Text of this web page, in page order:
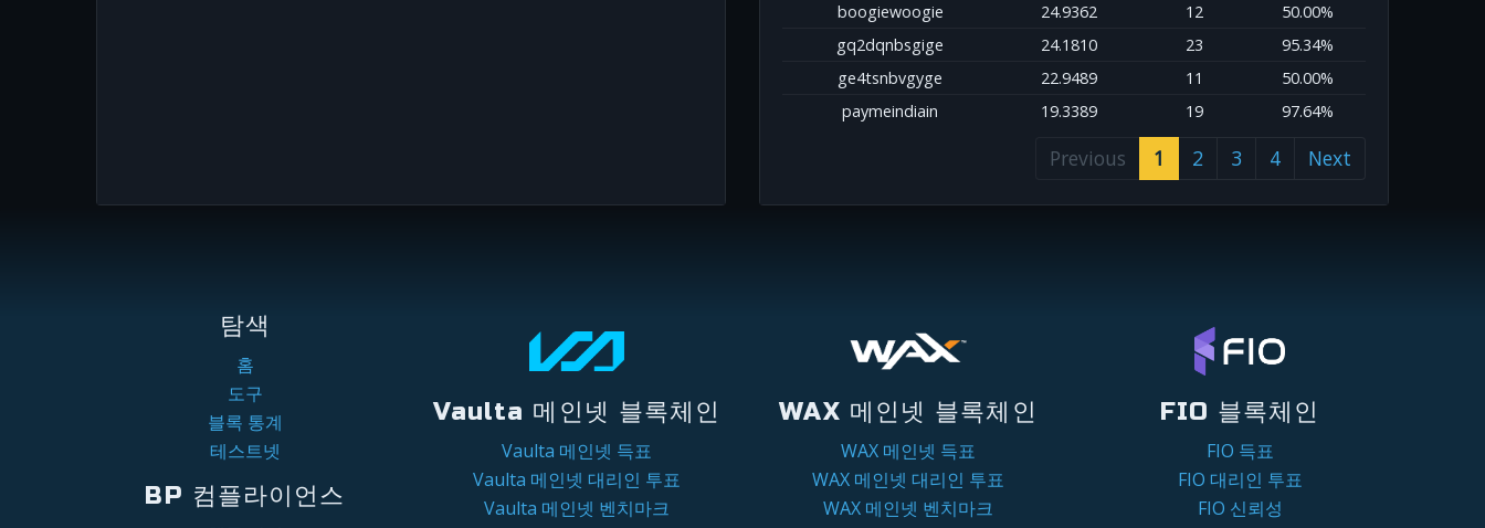
boogiewoogie
24.9362 12
50.00%
gq2dqnbsgige
24.1810 23
95.34%
ge4tsnbvgyge
22.9489 11
50.00%
paymeindiain
19.3389 19 97.64%
Previous 1 2 3 4 Next
탐색
홈
도구
블록 통계
테스트넷
BP 컴플라이언스
Vaulta 메인넷 블록체인
Vaulta 메인넷 득표
Vaulta 메인넷 대리인 투표
Vaulta 메인넷 벤치마크
WAX 메인넷 블록체인
WAX 메인넷 득표
WAX 메인넷 대리인 투표
WAX 메인넷 벤치마크
FIO 블록체인
FIO 득표
FIO 대리인 투표
FIO 신뢰성